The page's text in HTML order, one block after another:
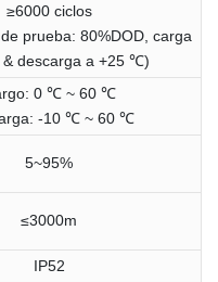
≥6000 ciclos
prueba: 80%DOD, carga
& descarga a +25 ℃)
0 ℃ ~ 60 ℃
-10 ℃ ~ 60 ℃
5~95%
≤3000m
IP52